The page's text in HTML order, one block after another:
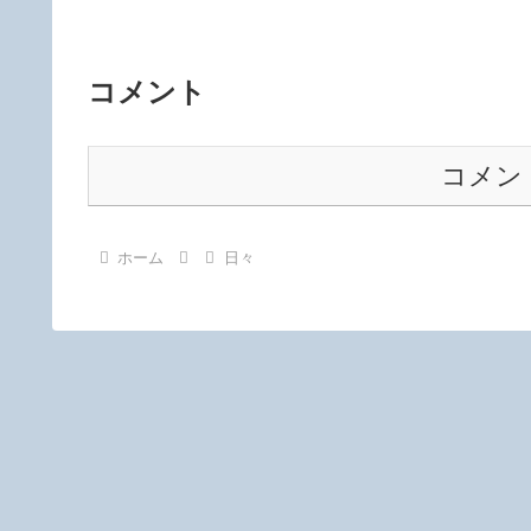
コメント
コメン
ホーム 日々